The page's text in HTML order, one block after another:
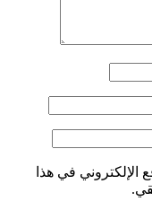
الإلكتروني في هذا